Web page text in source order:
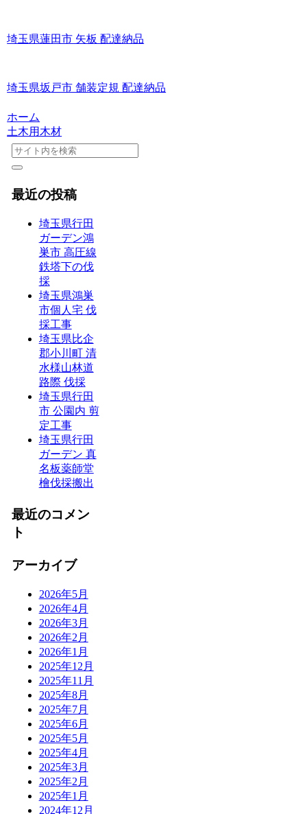
埼玉県蓮田市 矢板 配達納品
埼玉県坂戸市 舗装定規 配達納品
ホーム
土木用木材
最近の投稿
埼玉県行田
ガーデン鴻
巣市 高圧線
鉄塔下の伐
採
埼玉県鴻巣
市個人宅 伐
採工事
埼玉県比企
郡小川町 清
水様山林道
路際 伐採
埼玉県行田
市 公園内 剪
定工事
埼玉県行田
ガーデン 真
名板薬師堂
檜伐採搬出
最近のコメン
ト
アーカイブ
2026年5月
2026年4月
2026年3月
2026年2月
2026年1月
2025年12月
2025年11月
2025年8月
2025年7月
2025年6月
2025年5月
2025年4月
2025年3月
2025年2月
2025年1月
2024年12月